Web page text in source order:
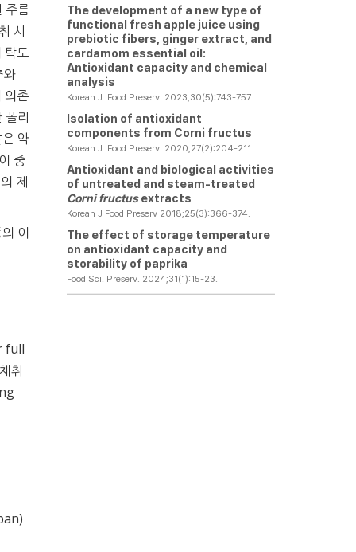
주름
시
탁도
와
의존
폴리
약
중
제
이
full
취
The development of a new type of
functional fresh apple juice using
prebiotic fibers, ginger extract, and
cardamom essential oil:
Antioxidant capacity and chemical
analysis
Korean J. Food Preserv. 2023;30(5):743-757.
Isolation of antioxidant
components from Corni fructus
Korean J. Food Preserv. 2020;27(2):204-211.
Antioxidant and biological activities
of untreated and steam-treated
Corni fructusextracts
Korean J Food Preserv 2018;25(3):366-374.
The effect of storage temperature
on antioxidant capacity and
storability of paprika
Food Sci. Preserv. 2024;31(1):15-23.